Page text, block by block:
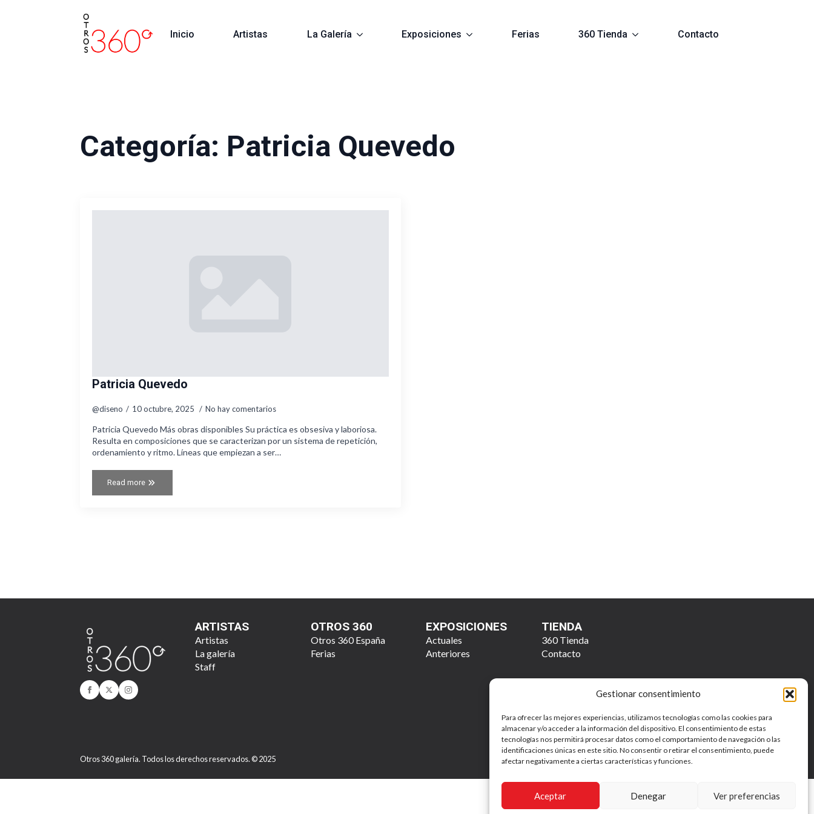
Gestionar consentimiento
Para ofrecer las mejores experiencias, utilizamos tecnologías como las cookies para
almacenar y/o acceder a la información del dispositivo. El consentimiento de estas
tecnologías nos permitirá procesar datos como el comportamiento de navegación o las
identificaciones únicas en este sitio. No consentir o retirar el consentimiento, puede
afectar negativamente a ciertas características y funciones.
Aceptar Denegar Ver preferencias
Inicio Artistas La Galería Exposiciones Ferias 360 Tienda Contacto
Categoría: Patricia Quevedo
Patricia Quevedo
@diseno 10 octubre, 2025 No hay comentarios
Patricia Quevedo Más obras disponibles Su práctica es obsesiva y laboriosa.
Resulta en composiciones que se caracterizan por un sistema de repetición,
ordenamiento y ritmo. Líneas que empiezan a ser…
Read more
ARTISTAS
Artistas
La galería
Staff
OTROS 360
Otros 360 España
Ferias
EXPOSICIONES
Actuales
Anteriores
TIENDA
360 Tienda
Contacto
Otros 360 galería. Todos los derechos reservados. © 2025 Política de Privacidad y Tratamiento de Datos Personales